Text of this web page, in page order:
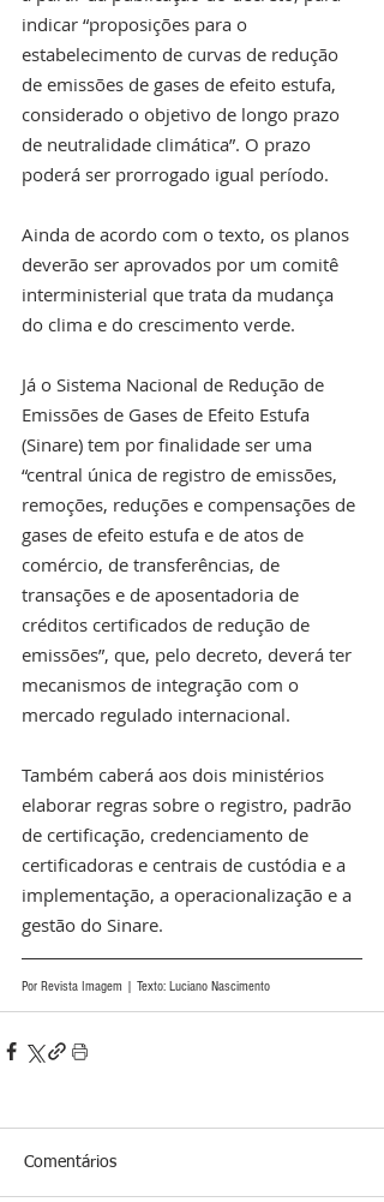
indicar “proposições para o
estabelecimento de curvas de redução
de emissões de gases de efeito estufa,
considerado o objetivo de longo prazo
de neutralidade climática”. O prazo
poderá ser prorrogado igual período.
Ainda de acordo com o texto, os planos
deverão ser aprovados por um comitê
interministerial que trata da mudança
do clima e do crescimento verde.
Já o Sistema Nacional de Redução de
Emissões de Gases de Efeito Estufa
(Sinare) tem por finalidade ser uma
“central única de registro de emissões,
remoções, reduções e compensações de
gases de efeito estufa e de atos de
comércio, de transferências, de
transações e de aposentadoria de
créditos certificados de redução de
emissões”, que, pelo decreto, deverá ter
mecanismos de integração com o
mercado regulado internacional.
Também caberá aos dois ministérios
elaborar regras sobre o registro, padrão
de certificação, credenciamento de
certificadoras e centrais de custódia e a
implementação, a operacionalização e a
gestão do Sinare.
Por Revista Imagem | Texto: Luciano Nascimento
Comentários